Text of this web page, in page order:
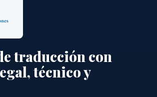
traducción con
técnico y